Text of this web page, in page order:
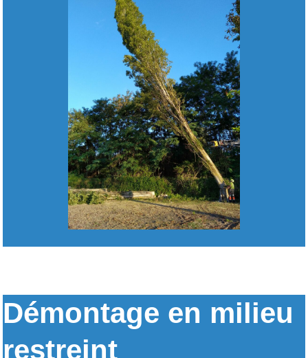
Démontage en milieu
restreint